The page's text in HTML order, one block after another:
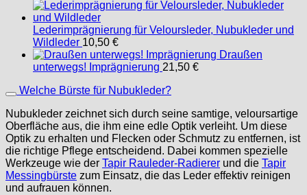
Lederimprägnierung für Veloursleder, Nubukleder und
Wildleder 10,50 €
Draußen
unterwegs! Imprägnierung 21,50 €
Welche Bürste für Nubukleder?
Nubukleder zeichnet sich durch seine samtige, veloursartige
Oberfläche aus, die ihm eine edle Optik verleiht. Um diese
Optik zu erhalten und Flecken oder Schmutz zu entfernen, ist
die richtige Pflege entscheidend. Dabei kommen spezielle
Werkzeuge wie der Tapir Rauleder-Radierer und die Tapir
Messingbürste zum Einsatz, die das Leder effektiv reinigen
und aufrauen können.